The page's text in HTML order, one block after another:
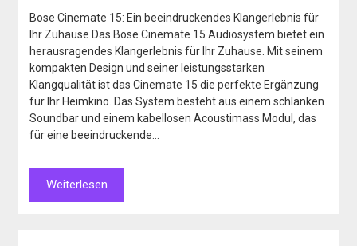
Bose Cinemate 15: Ein beeindruckendes Klangerlebnis für
Ihr Zuhause Das Bose Cinemate 15 Audiosystem bietet ein
herausragendes Klangerlebnis für Ihr Zuhause. Mit seinem
kompakten Design und seiner leistungsstarken
Klangqualität ist das Cinemate 15 die perfekte Ergänzung
für Ihr Heimkino. Das System besteht aus einem schlanken
Soundbar und einem kabellosen Acoustimass Modul, das
für eine beeindruckende…
Weiterlesen